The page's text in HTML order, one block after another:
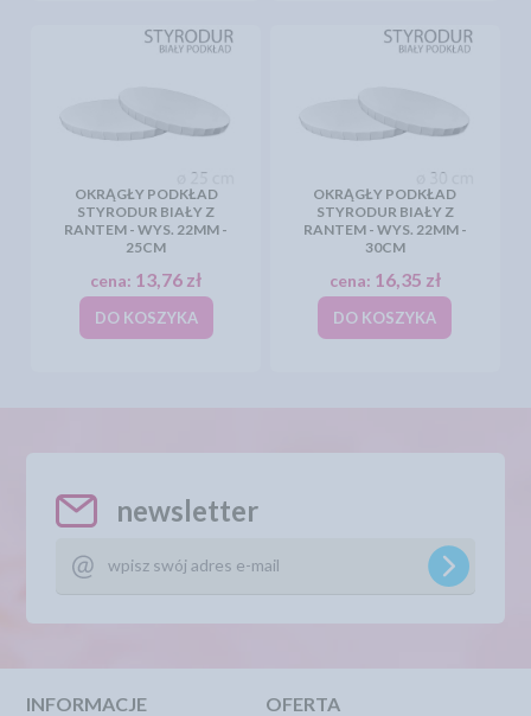
OKRĄGŁY PODKŁAD
STYRODUR BIAŁY Z
RANTEM - WYS. 22MM -
25CM
cena: 13,76 zł
DO KOSZYKA
OKRĄGŁY PODKŁAD
STYRODUR BIAŁY Z
RANTEM - WYS. 22MM -
30CM
cena: 16,35 zł
DO KOSZYKA
newsletter
INFORMACJE OFERTA